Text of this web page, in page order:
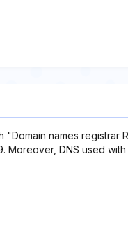
"Domain names registrar
Moreover, DNS used